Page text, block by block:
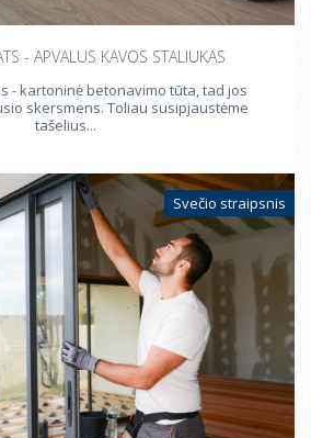
- APVALUS KAVOS STALIUKAS
- kartoninė betonavimo tūta, tad jos
skersmens. Toliau susipjaustėme
tašelius...
Svečio straipsnis